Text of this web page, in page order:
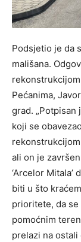
Podsjetio je da
mališana.
Pećanima,
grad. „Potpisan
koji se
ali on je
‘Arcelor Mitala’
biti u što
prioritete, da
pomoćnim
prelazi na